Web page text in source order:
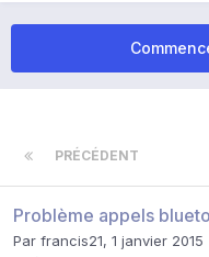
PRÉCÉDENT
Problème appels
Par francis21, 1 janvier 2015